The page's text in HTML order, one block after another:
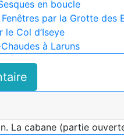
en boucle
par la Grotte des
Col d’Iseye
à Laruns
La cabane (partie